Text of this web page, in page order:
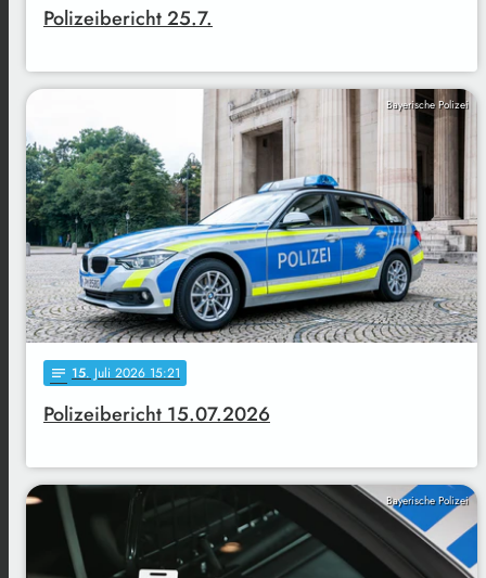
Polizeibericht 25.7.
Bayerische Polizei
notes 15. Juli 2026 15:21
Polizeibericht 15.07.2026
Bayerische Polizei